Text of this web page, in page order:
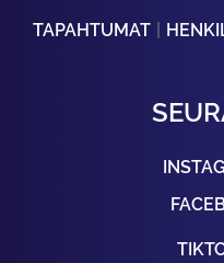
TAPAHTUMAT